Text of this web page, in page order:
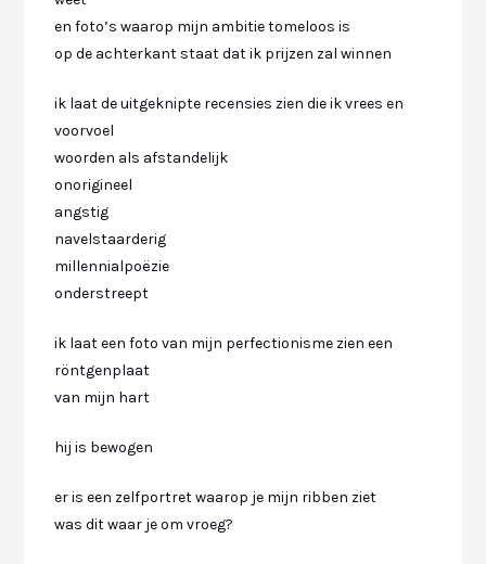
en foto’s waarop mijn ambitie tomeloos is
op de achterkant staat dat ik prijzen zal winnen
ik laat de uitgeknipte recensies zien die ik vrees en
voorvoel
woorden als afstandelijk
onorigineel
angstig
navelstaarderig
millennialpoëzie
onderstreept
ik laat een foto van mijn perfectionisme zien een
röntgenplaat
van mijn hart
hij is bewogen
er is een zelfportret waarop je mijn ribben ziet
was dit waar je om vroeg?